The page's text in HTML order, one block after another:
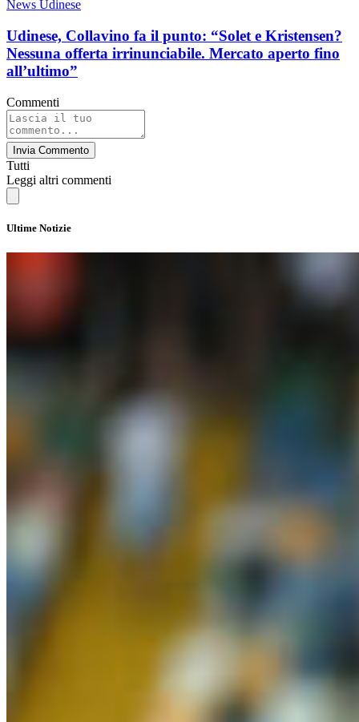
News Udinese
Udinese, Collavino fa il punto: “Solet e Kristensen?
Nessuna offerta irrinunciabile. Mercato aperto fino
all’ultimo”
Commenti
Invia Commento
Tutti
Leggi altri commenti
Ultime Notizie